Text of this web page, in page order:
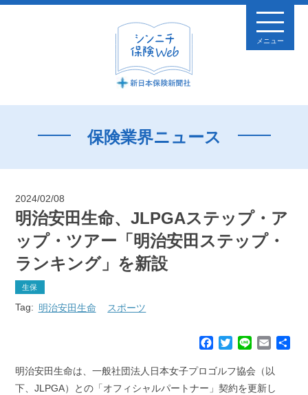
メニュー
保険業界ニュース
2024/02/08
明治安田生命、JLPGAステップ・ア
ップ・ツアー「明治安田ステップ・
ランキング」を新設
生保
Tag: 明治安田生命 スポーツ
c
e
T
i
t
n
e
E
a
明治安田生命は、一般社団法人日本女子プロゴルフ協会（以
下、JLPGA）との「オフィシャルパートナー」契約を更新し